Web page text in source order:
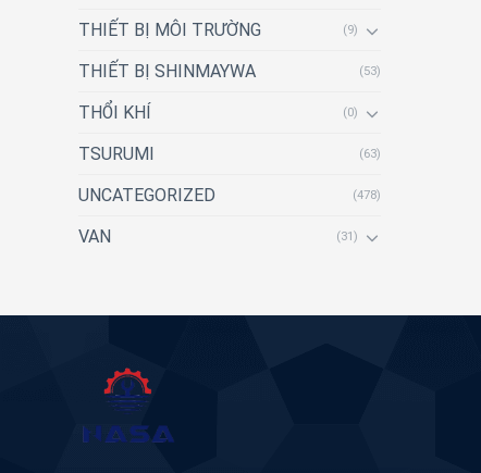
THIẾT BỊ MÔI TRƯỜNG (9)
THIẾT BỊ SHINMAYWA (53)
THỔI KHÍ (0)
TSURUMI (63)
UNCATEGORIZED (478)
VAN (31)